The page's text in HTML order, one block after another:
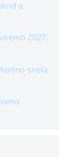
a
2027:
svela